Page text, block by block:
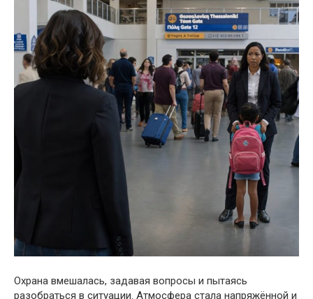
Охрана вмешалась, задавая вопросы и пытаясь
разобраться в ситуации. Атмосфера стала напряжённой и